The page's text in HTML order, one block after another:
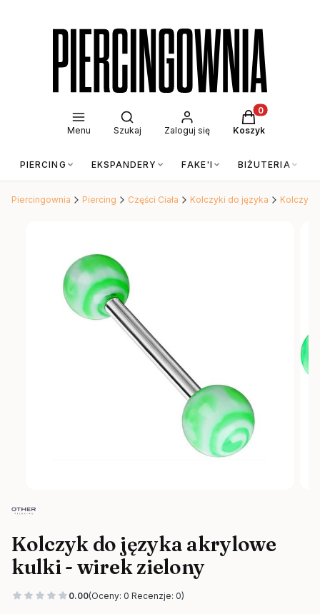
Menu
Otwórz wyszukiwarkę
Szukaj Zaloguj się
Produkty w
Koszyk
PIERCING EKSPANDERY FAKE'I BIŻUTERIA
Piercingownia Piercing Części Ciała Kolczyki do języka Kolczyki
Kolczyk do języka akrylowe
kulki - wirek zielony
0.00(Oceny: 0 Recenzje: 0)